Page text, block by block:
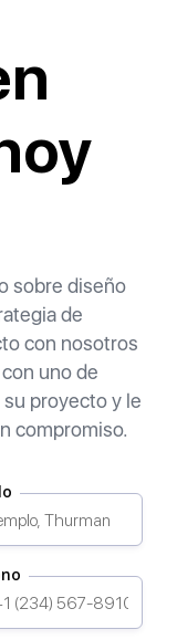
sobre diseño
de
con nosotros
uno de
proyecto y le
compromiso.